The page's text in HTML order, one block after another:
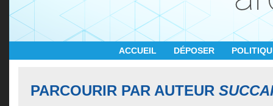
ACCUEIL DÉPOSER
PARCOURIR PAR AUTEUR